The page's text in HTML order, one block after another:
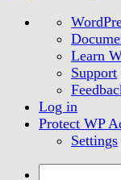
About
WordPress
Learn
Support
Log in
Protect WP
Settings